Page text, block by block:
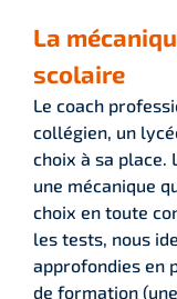
La
scolaire
Le coach
collégien, un
choix à sa place.
une mécanique
choix en toute
les tests, nous
approfondies en
de formation